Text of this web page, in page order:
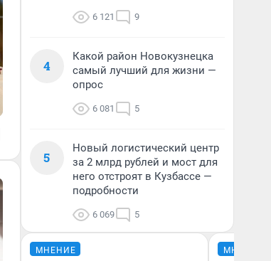
6 121 9
4
Какой район Новокузнецка
самый лучший для жизни —
опрос
6 081 5
5
Новый логистический центр
за 2 млрд рублей и мост для
него отстроят в Кузбассе —
подробности
6 069 5
МНЕНИЕ МНЕНИЕ